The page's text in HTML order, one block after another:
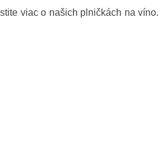
viac o našich plničkách na